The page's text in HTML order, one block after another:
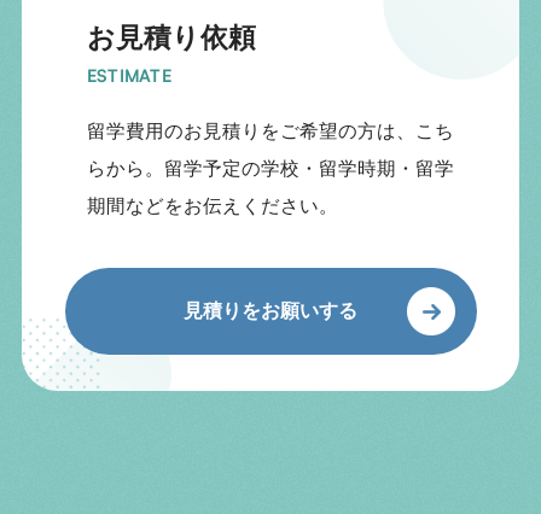
お見積り依頼
ESTIMATE
留学費用のお見積りをご希望の方は、こち
らから。留学予定の学校・留学時期・留学
期間などをお伝えください。
見積りをお願いする